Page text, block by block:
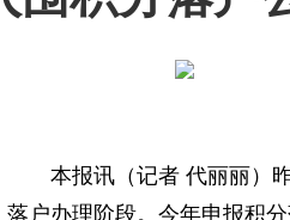
本报讯（记者 代丽丽）
落户办理阶段。今年申报积